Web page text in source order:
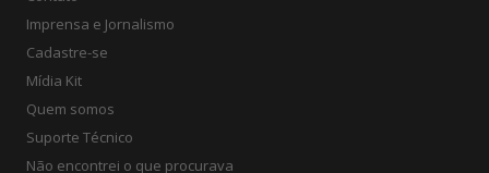
Imprensa e Jornalismo
Cadastre-se
Mídia Kit
Quem somos
Suporte Técnico
Não encontrei o que procurava